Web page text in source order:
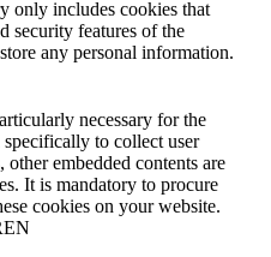
only includes cookies that
security features of the
any personal information.
necessary for the
to collect user
other embedded contents are
It is mandatory to procure
cookies on your website.